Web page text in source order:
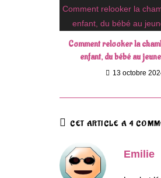
Comment relooker la
enfant, du bébé au
13 octobre
CET ARTICLE A 4
Emilie